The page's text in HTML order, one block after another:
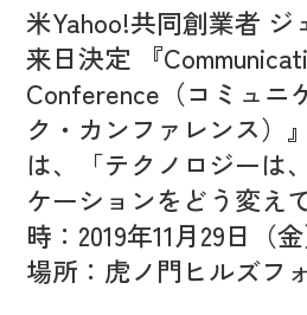
お役立ち資料
会社案内
採用情報
IR情報
CX向上情報サイト
米Yahoo!共同創業者
来日決定 『
Conference（コミュニ
ク・カンファレンス
は、「テクノロジーは
ケーションをどう変
時：2019年11月29日（
場所：虎ノ門ヒルズフ